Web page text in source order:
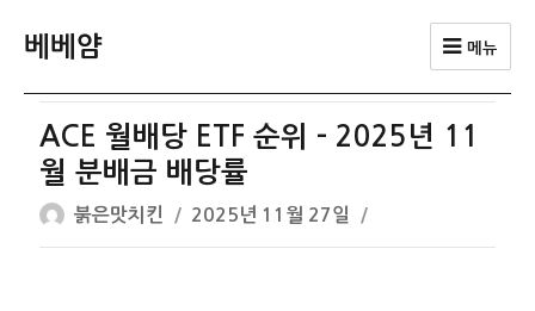
베베얌 메뉴
ACE 월배당 ETF 순위 – 2025년 11
월 분배금 배당률
글
쓴
붉은맛치킨
작
성
2025년 11월 27일